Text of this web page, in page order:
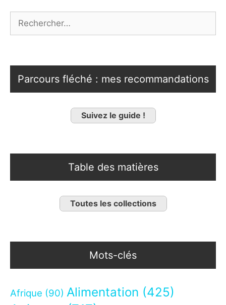
Parcours fléché : mes recommandations
Suivez le guide !
Table des matières
Toutes les collections
Mots-clés
Afrique (90) Alimentation (425)